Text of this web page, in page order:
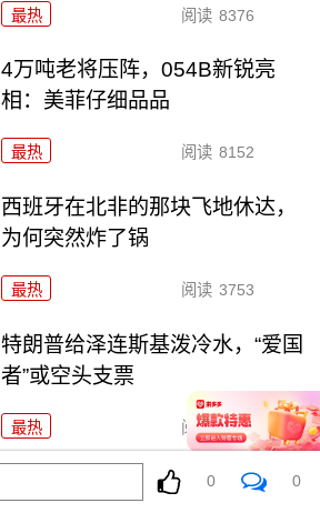
最热 阅读 8376
4万吨老将压阵，054B新锐亮
相：美菲仔细品品
最热 阅读 8152
西班牙在北非的那块飞地休达，
为何突然炸了锅
最热 阅读 3753
特朗普给泽连斯基泼冷水，“爱国
者”或空头支票
最热 阅读 3371
这事要干了，不但中东要爆，世
0 0